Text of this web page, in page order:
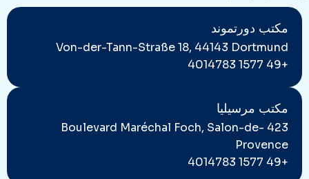
مكتب دورتموند
Von-der-Tann-Straße 18, 44143 Dortmund
+49 1577 4014783
مكتب مرسيليا
423 Boulevard Maréchal Foch, Salon-de-
Provence
+49 1577 4014783